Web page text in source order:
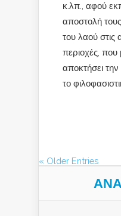
κ.λπ., αφού
αποστολή
του λαού στις
περιοχές, που
αποκτήσει
το
« Older Entries